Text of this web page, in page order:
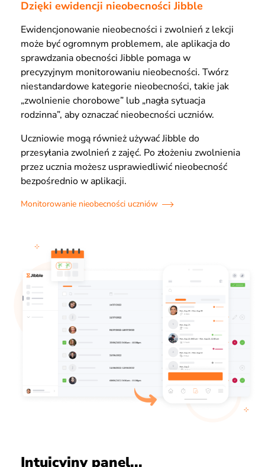
Dzięki ewidencji nieobecności Jibble
Ewidencjonowanie nieobecności i zwolnień z lekcji
może być ogromnym problemem, ale aplikacja do
sprawdzania obecności Jibble pomaga w
precyzyjnym monitorowaniu nieobecności. Twórz
niestandardowe kategorie nieobecności, takie jak
„zwolnienie chorobowe” lub „nagła sytuacja
rodzinna”, aby oznaczać nieobecności uczniów.
Uczniowie mogą również używać Jibble do
przesyłania zwolnień z zajęć. Po złożeniu zwolnienia
przez ucznia możesz usprawiedliwić nieobecność
bezpośrednio w aplikacji.
Monitorowanie nieobecności uczniów
Intuicyjny panel...